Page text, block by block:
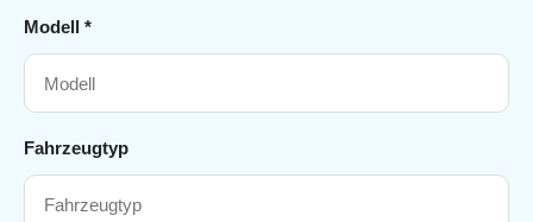
Modell *
Fahrzeugtyp